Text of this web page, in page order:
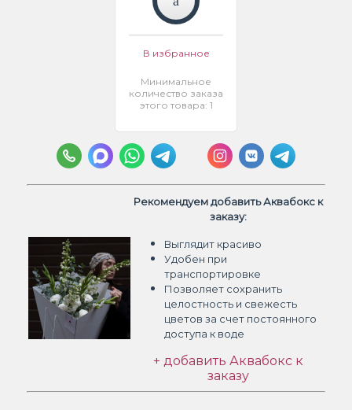
В избранное
Минимальное
количество заказа
этого товара: 1
Рекомендуем добавить Аквабокс к
заказу:
Выглядит красиво
Удобен при
транспортировке
Позволяет сохранить
целостность и свежесть
цветов за счет постоянного
доступа к воде
+ добавить Аквабокс к
заказу